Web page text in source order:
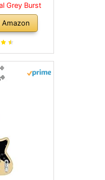
Grey Burst
Amazon